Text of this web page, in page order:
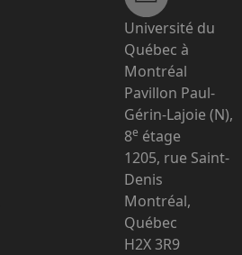
Université du
Québec à
Montréal
Pavillon Paul-
Gérin-Lajoie (N),
8e étage
1205, rue Saint-
Denis
Montréal,
Québec
H2X 3R9